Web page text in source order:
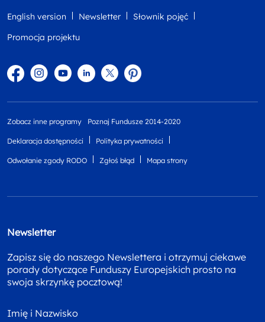
English version Newsletter
Słownik pojęć
Promocja projektu
FacebookInstagram
YouTubeLinkedintwitterPinterest
Zobacz inne programy Poznaj Fundusze 2014-2020
Deklaracja dostępności Polityka prywatności
Odwołanie zgody RODO Zgłoś błąd Mapa strony
Newsletter
Zapisz się do naszego Newslettera i otrzymuj ciekawe
porady dotyczące Funduszy Europejskich prosto na
swoja skrzynkę pocztową!
Imię i Nazwisko